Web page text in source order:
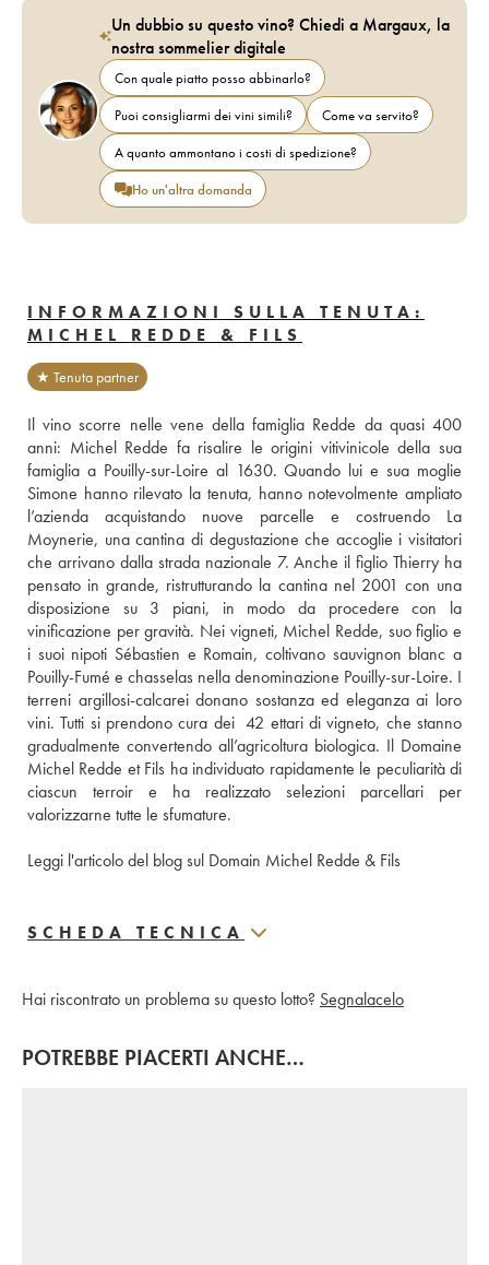
Un dubbio su questo vino? Chiedi a Margaux, la
nostra sommelier digitale
Con quale piatto posso abbinarlo?
Puoi consigliarmi dei vini simili?
Come va servito?
A quanto ammontano i costi di spedizione?
Ho un'altra domanda
INFORMAZIONI SULLA TENUTA:
MICHEL REDDE & FILS
★ Tenuta partner
Il vino scorre nelle vene della famiglia Redde da quasi 400
anni: Michel Redde fa risalire le origini vitivinicole della sua
famiglia a Pouilly-sur-Loire al 1630. Quando lui e sua moglie
Simone hanno rilevato la tenuta, hanno notevolmente ampliato
l’azienda acquistando nuove parcelle e costruendo La
Moynerie, una cantina di degustazione che accoglie i visitatori
che arrivano dalla strada nazionale 7. Anche il figlio Thierry ha
pensato in grande, ristrutturando la cantina nel 2001 con una
disposizione su 3 piani, in modo da procedere con la
vinificazione per gravità. Nei vigneti, Michel Redde, suo figlio e
i suoi nipoti Sébastien e Romain, coltivano sauvignon blanc a
Pouilly-Fumé e chasselas nella denominazione Pouilly-sur-Loire. I
terreni argillosi-calcarei donano sostanza ed eleganza ai loro
vini. Tutti si prendono cura dei  42 ettari di vigneto, che stanno
gradualmente convertendo all’agricoltura biologica. Il Domaine
Michel Redde et Fils ha individuato rapidamente le peculiarità di
ciascun terroir e ha realizzato selezioni parcellari per
valorizzarne tutte le sfumature.
Leggi l'articolo del blog sul Domain Michel Redde & Fils
SCHEDA TECNICA
Hai riscontrato un problema su questo lotto? Segnalacelo
POTREBBE PIACERTI ANCHE…